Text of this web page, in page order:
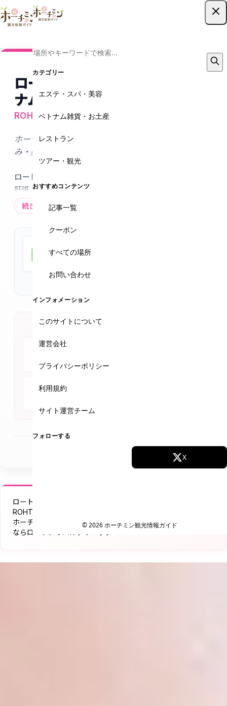
カテゴリー
エステ・スパ・美容
ベトナム雑貨・お土産
レストラン
ツアー・観光
おすすめコンテンツ
記事一覧
クーポン
すべての場所
お問い合わせ
インフォメーション
このサイトについて
運営会社
プライバシーポリシー
利用規約
サイト運営チーム
フォローする
X
© 2026 ホーチミン観光情報ガイド
ロートアオハルクリニック ベト
ナム
ROHTO AOHAL CLINIC
ホーチミンで受ける日本基準の美肌ケア｜シミ・たる
み・美白ならロートアオハルクリニック
ロート製薬グループのROHTO AOHAL CLINICは、シミ・
肝斑・たるみ・美白・毛穴などを日本基準の技術でケア
する美容皮膚クリニック。製薬会社ならではの研究と独
自技術で最新機器や美容注射などがこのホーチミンで安
心して受けられる。VISIA診断（無料）を行い、フォトナ
ダウンタイム少なく理想の肌へ。プロファイロやピコシ
めも販売。
【休業のお知らせ】 2月15日（日）～ 2月21日（土） 誠
に勝手ながら、上記期間は休業させていただきます。
続きを読む
Google Maps
公式SNSアカウント
Instagram
ロートアオハルクリニック ベトナム
ROHTO AOHAL CLINIC
ホーチミンで受ける日本基準の美肌ケア｜シミ・たるみ・美白
ならロートアオハルクリニック